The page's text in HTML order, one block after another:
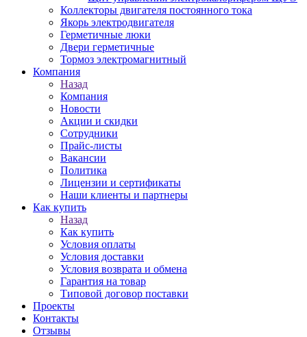
Коллекторы двигателя постоянного тока
Якорь электродвигателя
Герметичные люки
Двери герметичные
Тормоз электромагнитный
Компания
Назад
Компания
Новости
Акции и скидки
Сотрудники
Прайс-листы
Вакансии
Политика
Лицензии и сертификаты
Наши клиенты и партнеры
Как купить
Назад
Как купить
Условия оплаты
Условия доставки
Условия возврата и обмена
Гарантия на товар
Типовой договор поставки
Проекты
Контакты
Отзывы